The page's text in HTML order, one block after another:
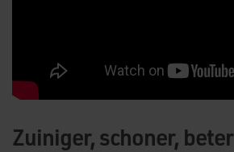
Zuiniger, schoner, beter